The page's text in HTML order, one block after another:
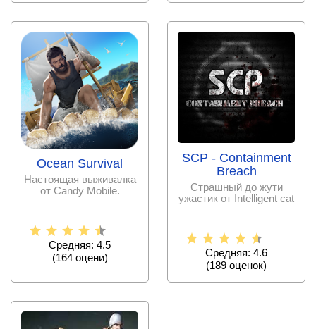
Ocean Survival
Настоящая выживалка
от Candy Mobile.
Средняя: 4.5
(164оцени)
SCP - Containment
Breach
Страшный до жути
ужастик от Intelligent cat
Средняя: 4.6
(189 оценок)